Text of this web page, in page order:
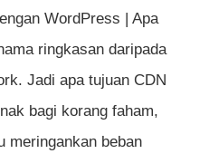
WordPress | Apa
ringkasan daripada
Jadi apa tujuan CDN
bagi korang faham,
meringankan beban